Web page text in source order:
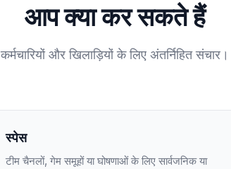
आप क्या कर सकते हैं
कर्मचारियों और खिलाड़ियों के लिए अंतर्निहित संचार।
स्पेस
टीम चैनलों, गेम समूहों या घोषणाओं के लिए सार्वजनिक या